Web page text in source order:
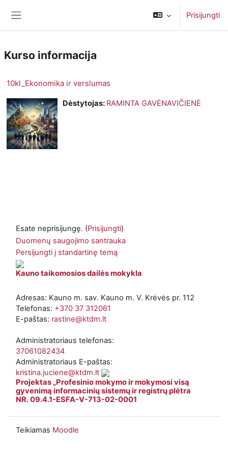
Prisijungti
Kurso informacija
10kl_Ekonomika ir verslumas
Dėstytojas: RAMINTA GAVĖNAVIČIENĖ
Esate neprisijungę. (Prisijungti)
Duomenų saugojimo santrauka
Persijungti į standartinę temą
Kauno taikomosios dailės mokykla
Adresas: Kauno m. sav. Kauno m. V. Krėvės pr. 112
Telefonas: +370 37 312061
E-paštas: rastine@ktdm.lt
Administratoriaus telefonas:
37061082434
Administratoriaus E-paštas:
kristina.juciene@ktdm.lt
Projektas „Profesinio mokymo ir mokymosi visą
gyvenimą informacinių sistemų ir registrų plėtra
NR. 09.4.1-ESFA-V-713-02-0001
Teikiamas Moodle